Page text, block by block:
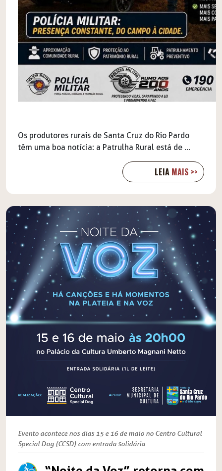
Os produtores rurais de Santa Cruz do Rio Pardo
têm uma boa notícia: a Patrulha Rural está de ...
LEIA MAIS >>
Evento acontece nos dias 15 e 16 de maio no Centro Cultural
Special Dog (CCSD) com entrada solidária